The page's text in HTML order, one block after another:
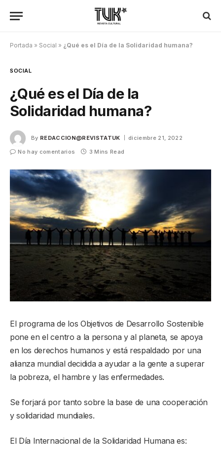
Portada » Social » ¿Qué es el Día de la Solidaridad humana?
SOCIAL
¿Qué es el Día de la
Solidaridad humana?
By REDACCION@REVISTATUK
diciembre 21, 2022
No hay comentarios
3 Mins Read
El programa de los Objetivos de Desarrollo Sostenible
pone en el centro a la persona y al planeta, se apoya
en los derechos humanos y está respaldado por una
alianza mundial decidida a ayudar a la gente a superar
la pobreza, el hambre y las enfermedades.
Se forjará por tanto sobre la base de una cooperación
y solidaridad mundiales.
El Día Internacional de la Solidaridad Humana es: